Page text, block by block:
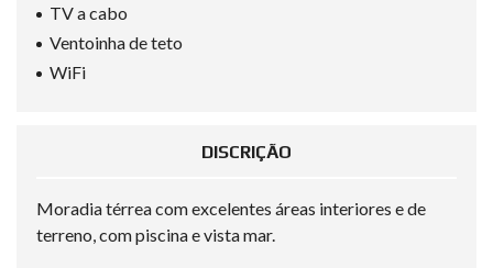
TV a cabo
Ventoinha de teto
WiFi
DISCRIÇÃO
Moradia térrea com excelentes áreas interiores e de
terreno, com piscina e vista mar.